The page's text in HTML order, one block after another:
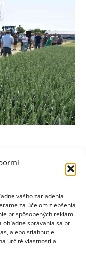
vášho zariadenia
za účelom zlepšenia
prispôsobených reklám.
správania sa pri
alebo stiahnutie
určité vlastnosti a
dni
bol
poprednými